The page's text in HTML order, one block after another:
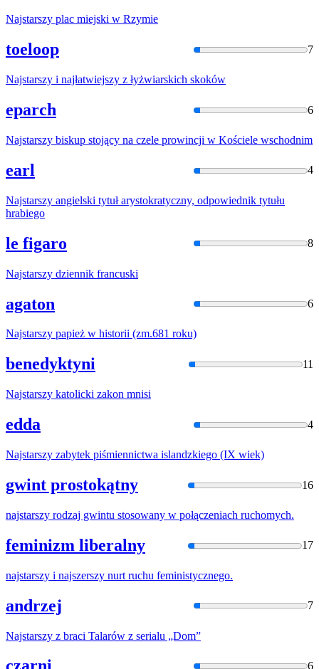
Najstarszy plac miejski w Rzymie
toeloop 7
Najstarszy i najłatwiejszy z łyżwiarskich skoków
eparch 6
Najstarszy biskup stojący na czele prowincji w Kościele wschodnim
earl 4
Najstarszy angielski tytuł arystokratyczny, odpowiednik tytułu
hrabiego
le figaro 8
Najstarszy dziennik francuski
agaton 6
Najstarszy papież w historii (zm.681 roku)
benedyktyni 11
Najstarszy katolicki zakon mnisi
edda 4
Najstarszy zabytek piśmiennictwa islandzkiego (IX wiek)
gwint prostokątny 16
najstarszy rodzaj gwintu stosowany w połączeniach ruchomych.
feminizm liberalny 17
najstarszy i najszerszy nurt ruchu feministycznego.
andrzej 7
Najstarszy z braci Talarów z serialu „Dom”
6